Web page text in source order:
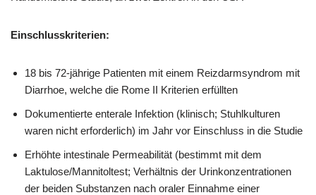
Einschlusskriterien:
18 bis 72-jährige Patienten mit einem Reizdarmsyndrom mit
Diarrhoe, welche die Rome II Kriterien erfüllten
Dokumentierte enterale Infektion (klinisch; Stuhlkulturen
waren nicht erforderlich) im Jahr vor Einschluss in die Studie
Erhöhte intestinale Permeabilität (bestimmt mit dem
Laktulose/Mannitoltest; Verhältnis der Urinkonzentrationen
der beiden Substanzen nach oraler Einnahme einer